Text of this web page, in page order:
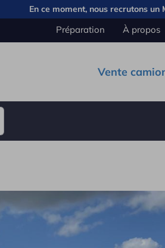
En ce moment, nous recrutons un
Préparation À propos
Vente
Semi remorque